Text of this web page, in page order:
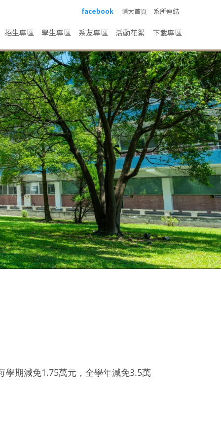
facebook 輔大首頁 系所連結
招生專區 學生專區 系友專區 活動花絮 下載專區
學期減免1.75萬元，全學年減免3.5萬